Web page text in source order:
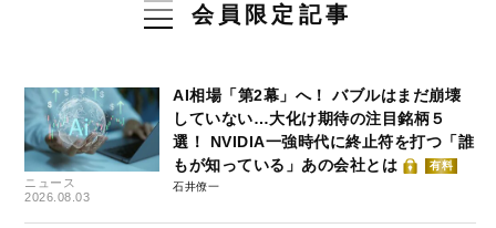
会員限定記事
ニュース
2026.08.03
AI相場「第2幕」へ！ バブルはまだ崩壊
していない…大化け期待の注目銘柄５
選！ NVIDIA一強時代に終止符を打つ「誰
もが知っている」あの会社とは
有料
石井僚一